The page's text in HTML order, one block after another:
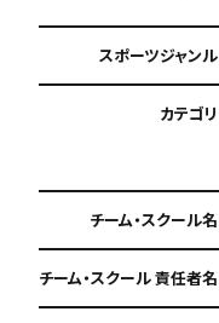
スポーツジャンル
カテゴリ
チーム・スクール名
チーム・スクール 責任者名